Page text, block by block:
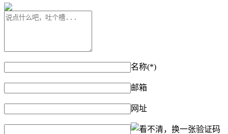
名称(*)
邮箱
网址
验证码